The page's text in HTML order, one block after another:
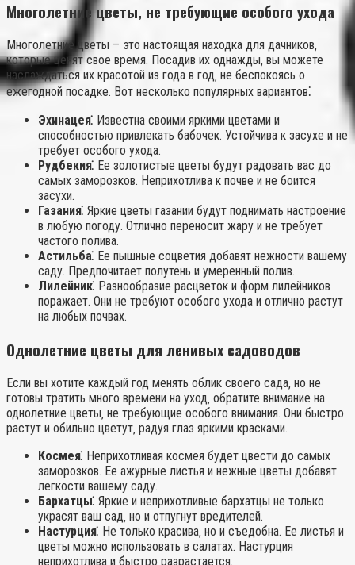
Многолетние цветы‚ не требующие особого ухода
Многолетние цветы – это настоящая находка для дачников‚
которые ценят свое время. Посадив их однажды‚ вы можете
наслаждаться их красотой из года в год‚ не беспокоясь о
ежегодной посадке. Вот несколько популярных вариантов⁚
Эхинацея⁚ Известна своими яркими цветами и
способностью привлекать бабочек. Устойчива к засухе и не
требует особого ухода.
Рудбекия⁚ Ее золотистые цветы будут радовать вас до
самых заморозков. Неприхотлива к почве и не боится
засухи.
Газания⁚ Яркие цветы газании будут поднимать настроение
в любую погоду. Отлично переносит жару и не требует
частого полива.
Астильба⁚ Ее пышные соцветия добавят нежности вашему
саду. Предпочитает полутень и умеренный полив.
Лилейник⁚ Разнообразие расцветок и форм лилейников
поражает. Они не требуют особого ухода и отлично растут
на любых почвах.
Однолетние цветы для ленивых садоводов
Если вы хотите каждый год менять облик своего сада‚ но не
готовы тратить много времени на уход‚ обратите внимание на
однолетние цветы‚ не требующие особого внимания. Они быстро
растут и обильно цветут‚ радуя глаз яркими красками.
Космея⁚ Неприхотливая космея будет цвести до самых
заморозков. Ее ажурные листья и нежные цветы добавят
легкости вашему саду.
Бархатцы⁚ Яркие и неприхотливые бархатцы не только
украсят ваш сад‚ но и отпугнут вредителей.
Настурция⁚ Не только красива‚ но и съедобна. Ее листья и
цветы можно использовать в салатах. Настурция
неприхотлива и быстро разрастается.